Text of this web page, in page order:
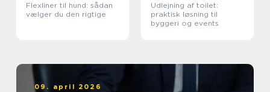
Flexliner til hund: sådan
vælger du den rigtige
Udlejning af toilet:
praktisk løsning til
byggeri og events
09. april 2026